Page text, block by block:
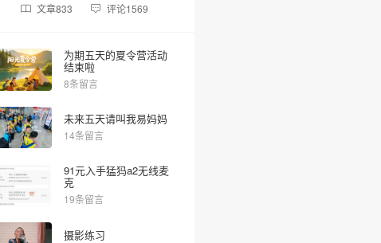
文章833 评论1569
为期五天的夏令营活动
结束啦
8条留言
未来五天请叫我易妈妈
14条留言
91元入手猛犸a2无线麦
克
19条留言
摄影练习